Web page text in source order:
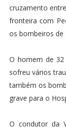
cruzamento
fronteira com
os bombeiros de
O homem de
sofreu vários
também os
grave para o
O condutor da